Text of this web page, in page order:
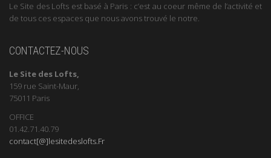
Le Site des Lofts est basé à Paris : c’est au coeur même de l’activité et
de tous ces espaces que nous avons trouvé le notre.
CONTACTEZ-NOUS
Le Site des Lofts,
159 rue Saint-Maur,
75011 Paris
OFFICE
01.42.71.40.79
contact[@]lesitedeslofts.Fr